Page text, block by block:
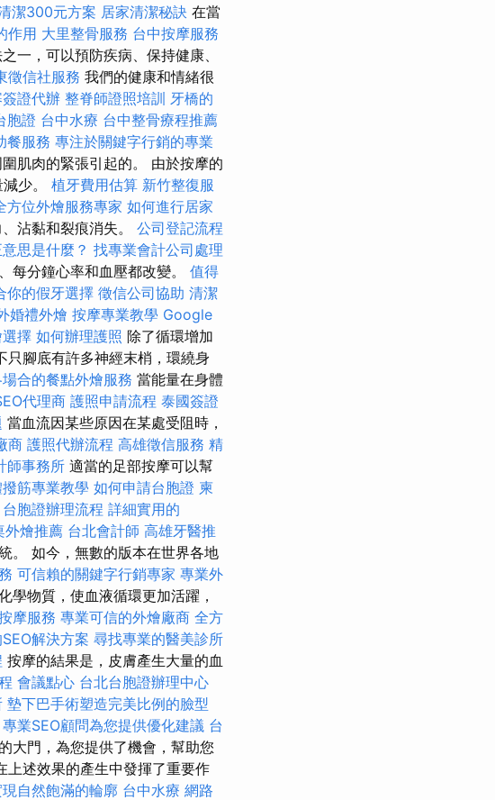
潔300元方案 居家清潔秘訣 在當
作用 大里整骨服務 台中按摩服務
一，可以預防疾病、保持健康、
徵信社服務 我們的健康和情緒很
證代辦 整脊師證照培訓 牙橋的
胞證 台中水療 台中整骨療程推薦
餐服務 專注於關鍵字行銷的專業
肌肉的緊張引起的。 由於按摩的
少。 植牙費用估算 新竹整復服
方位外燴服務專家 如何進行居家
沾黏和裂痕消失。 公司登記流程
思是什麼？ 找專業會計公司處理
每分鐘心率和血壓都改變。 值得
你的假牙選擇 徵信公司協助 清潔
婚禮外燴 按摩專業教學 Google
擇 如何辦理護照 除了循環增加
只腳底有許多神經末梢，環繞身
合的餐點外燴服務 當能量在身體
代理商 護照申請流程 泰國簽證
當血流因某些原因在某處受阻時，
商 護照代辦流程 高雄徵信服務 精
師事務所 適當的足部按摩可以幫
筋專業教學 如何申請台胞證 柬
台胞證辦理流程 詳細實用的
外燴推薦 台北會計師 高雄牙醫推
。 如今，無數的版本在世界各地
可信賴的關鍵字行銷專家 專業外
學物質，使血液循環更加活躍，
摩服務 專業可信的外燴廠商 全方
解決方案 尋找專業的醫美診所
按摩的結果是，皮膚產生大量的血
會議點心 台北台胞證辦理中心
墊下巴手術塑造完美比例的臉型
專業SEO顧問為您提供優化建議 台
大門，為您提供了機會，幫助您
上述效果的產生中發揮了重要作
自然飽滿的輪廓 台中水療 網路